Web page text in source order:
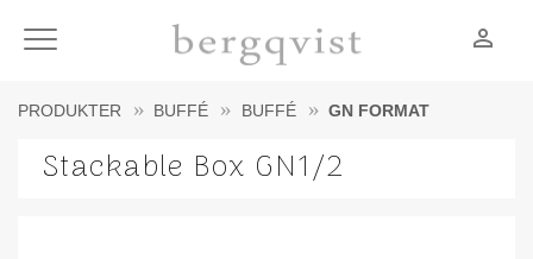
Meny person_outline
PRODUKTER BUFFÉ BUFFÉ GN FORMAT
Stackable Box GN1/2